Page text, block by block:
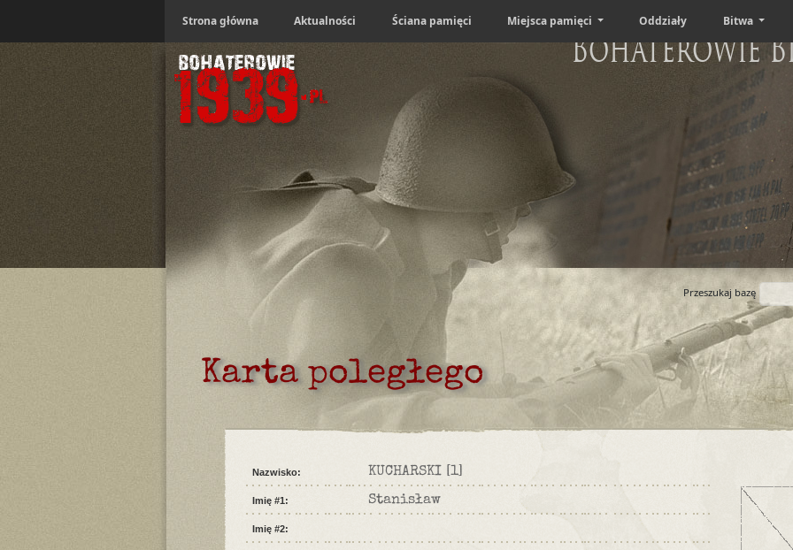
Strona główna Aktualności Ściana pamięci Miejsca pamięci Oddziały Bitwa
Bohaterowie
Przeszukaj bazę
Karta poległego
Nazwisko: KUCHARSKI [1]
Imię #1: Stanisław
Imię #2: